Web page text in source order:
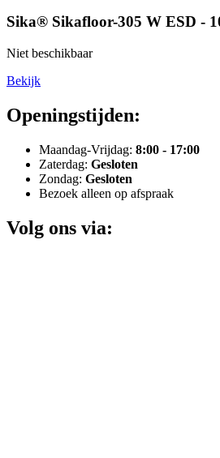
Sika® Sikafloor-305 W ESD -
Niet beschikbaar
Bekijk
Openingstijden:
Maandag-Vrijdag: 8:00 - 17:00
Zaterdag: Gesloten
Zondag: Gesloten
Bezoek alleen op afspraak
Volg ons via: